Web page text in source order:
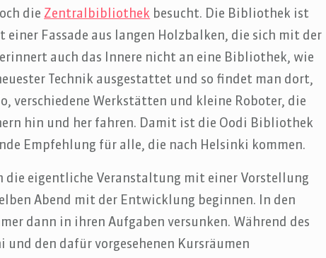
die Zentralbibliothek besucht. Die Bibliothek ist
einer Fassade aus langen Holzbalken, die sich mit der
erinnert auch das Innere nicht an eine Bibliothek, wie
Technik ausgestattet und so findet man dort,
verschiedene Werkstätten und kleine Roboter, die
hin und her fahren. Damit ist die Oodi Bibliothek
Empfehlung für alle, die nach Helsinki kommen.
die eigentliche Veranstaltung mit einer Vorstellung
Abend mit der Entwicklung beginnen. In den
dann in ihren Aufgaben versunken. Während des
und den dafür vorgesehenen Kursräumen